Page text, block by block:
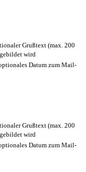
Grußtext (max. 200
wird
Datum zum Mail-
Grußtext (max. 200
wird
Datum zum Mail-